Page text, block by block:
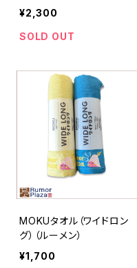
¥2,300
SOLD OUT
MOKUタオル（ワイドロン
グ）（ルーメン）
¥1,700